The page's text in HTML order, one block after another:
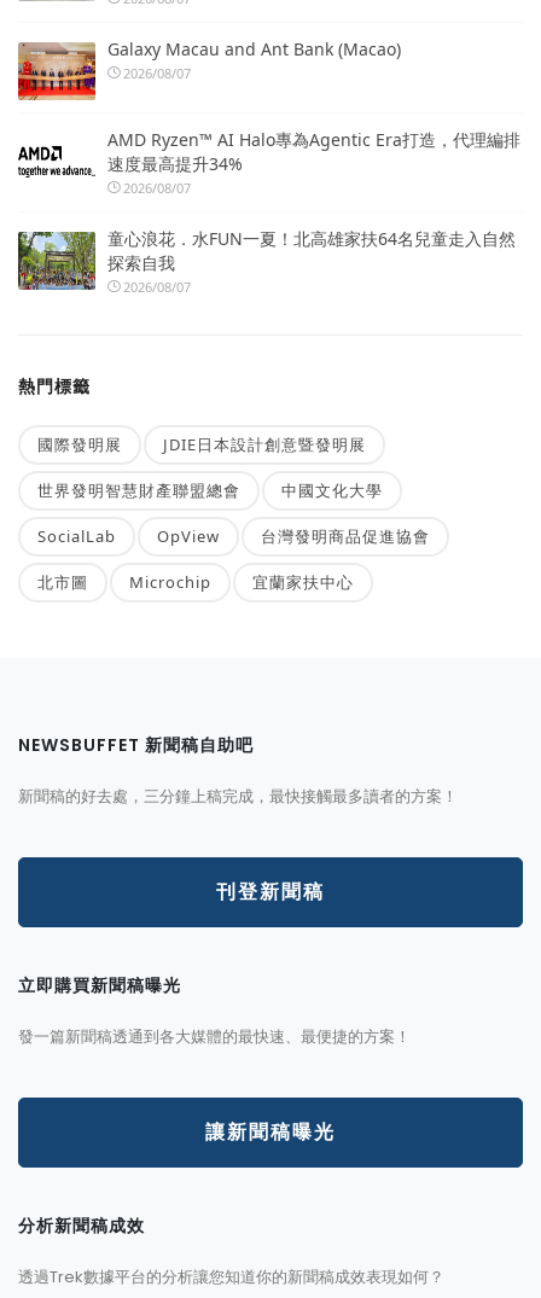
Galaxy Macau and Ant Bank (Macao)
2026/08/07
AMD Ryzen™ AI Halo專為Agentic Era打造，代理編排
速度最高提升34%
2026/08/07
童心浪花．水FUN一夏！北高雄家扶64名兒童走入自然
探索自我
2026/08/07
熱門標籤
國際發明展 JDIE日本設計創意暨發明展
世界發明智慧財產聯盟總會 中國文化大學
SocialLab OpView 台灣發明商品促進協會
北市圖 Microchip 宜蘭家扶中心
NEWSBUFFET 新聞稿自助吧
新聞稿的好去處，三分鐘上稿完成，最快接觸最多讀者的方案！
刊登新聞稿
立即購買新聞稿曝光
發一篇新聞稿透通到各大媒體的最快速、最便捷的方案！
讓新聞稿曝光
分析新聞稿成效
透過Trek數據平台的分析讓您知道你的新聞稿成效表現如何？